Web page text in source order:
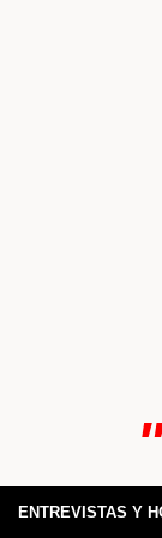
ENTREVISTAS Y